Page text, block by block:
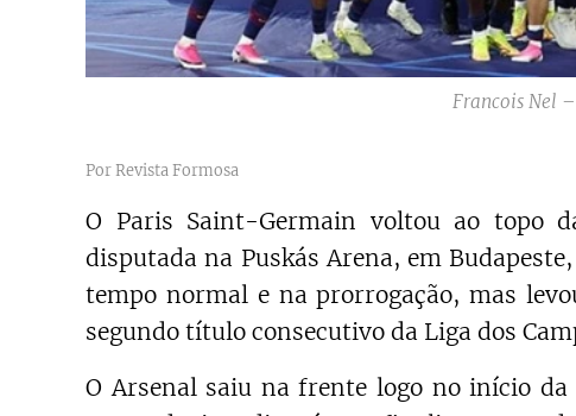
Francois Nel
Por Revista Formosa
O Paris Saint-Germain voltou ao topo
disputada na Puskás Arena, em
tempo normal e na prorrogação, mas
segundo título consecutivo da Liga dos
O Arsenal saiu na frente logo no início